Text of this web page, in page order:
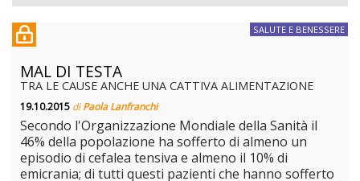
SALUTE E BENESSERE
MAL DI TESTA
TRA LE CAUSE ANCHE UNA CATTIVA ALIMENTAZIONE
19.10.2015 diPaola Lanfranchi
Secondo l'Organizzazione Mondiale della Sanità il
46% della popolazione ha sofferto di almeno un
episodio di cefalea tensiva e almeno il 10% di
emicrania; di tutti questi pazienti che hanno sofferto